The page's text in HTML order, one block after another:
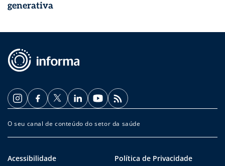
generativa
O seu canal de conteúdo do setor da saúde
Acessibilidade Política de Privacidade